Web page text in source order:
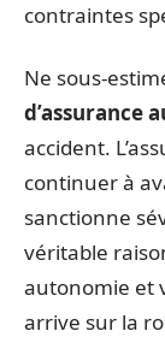
contraintes
Ne sous-
d’assurance
accident.
continuer à
sanctionne
véritable
autonomie et
arrive sur la